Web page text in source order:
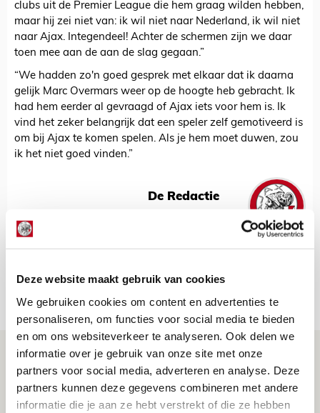
Deze website maakt gebruik van cookies
We gebruiken cookies om content en advertenties te
personaliseren, om functies voor social media te bieden
en om ons websiteverkeer te analyseren. Ook delen we
informatie over je gebruik van onze site met onze
partners voor social media, adverteren en analyse. Deze
partners kunnen deze gegevens combineren met andere
informatie die je aan ze hebt verstrekt of die ze hebben
clubs uit de Premier League die hem graag wilden hebben,
maar hij zei niet van: ik wil niet naar Nederland, ik wil niet
naar Ajax. Integendeel! Achter de schermen zijn we daar
toen mee aan de aan de slag gegaan.”
“We hadden zo'n goed gesprek met elkaar dat ik daarna
gelijk Marc Overmars weer op de hoogte heb gebracht. Ik
had hem eerder al gevraagd of Ajax iets voor hem is. Ik
vind het zeker belangrijk dat een speler zelf gemotiveerd is
om bij Ajax te komen spelen. Als je hem moet duwen, zou
ik het niet goed vinden.”
De Redactie
Net binnen //
Volop enthousiasme in fotoverslag van
Europees treffen met Shelbourne
07 AUGUSTUS 2026 - 09:00